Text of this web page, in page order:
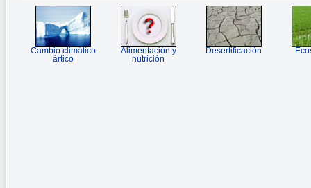
Cambio climático
ártico
Alimentación y
nutrición
Desertificación